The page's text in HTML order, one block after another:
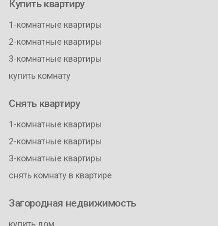
Купить квартиру
1-комнатные квартиры
2-комнатные квартиры
3-комнатные квартиры
купить комнату
Снять квартиру
1-комнатные квартиры
2-комнатные квартиры
3-комнатные квартиры
снять комнату в квартире
Загородная недвижимость
купить дом